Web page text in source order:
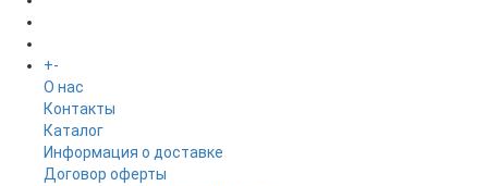
+-
O нас
Контакты
Каталог
Информация о доставке
Договор оферты